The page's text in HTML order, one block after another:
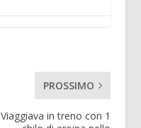
PROSSIMO
Viaggiava in treno con 1